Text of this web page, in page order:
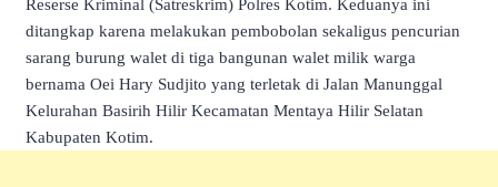
Reserse Kriminal (Satreskrim) Polres Kotim. Keduanya ini
ditangkap karena melakukan pembobolan sekaligus pencurian
sarang burung walet di tiga bangunan walet milik warga
bernama Oei Hary Sudjito yang terletak di Jalan Manunggal
Kelurahan Basirih Hilir Kecamatan Mentaya Hilir Selatan
Kabupaten Kotim.